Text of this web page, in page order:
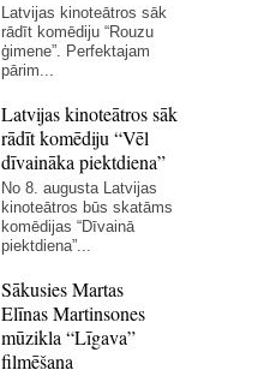
Latvijas kinoteātros sāk
rādīt komēdiju “Rouzu
ģimene”. Perfektajam
pārim...
Latvijas kinoteātros sāk
rādīt komēdiju “Vēl
dīvaināka piektdiena”
No 8. augusta Latvijas
kinoteātros būs skatāms
komēdijas “Dīvainā
piektdiena”...
Sākusies Martas
Elīnas Martinsones
mūzikla “Līgava”
filmēšana